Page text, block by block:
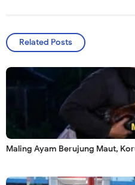
Related Posts
Maling Ayam Berujung Maut,